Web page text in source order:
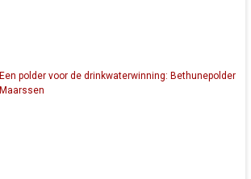
Een polder voor de drinkwaterwinning: Bethunepolder
Maarssen